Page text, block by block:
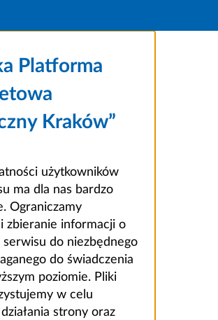
Platforma
Kraków”
użytkowników
ma dla nas bardzo
Ograniczamy
zbieranie informacji o
do niezbędnego
do świadczenia
poziomie. Pliki
w celu
strony oraz